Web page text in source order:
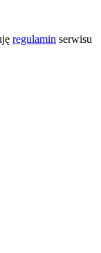
regulamin serwisu